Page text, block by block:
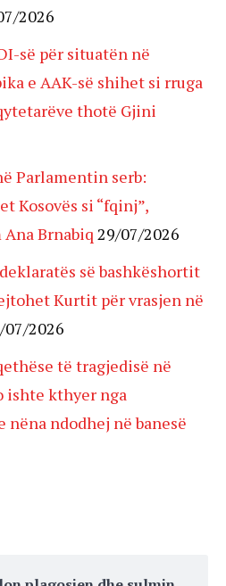
2026
së për situatën në
e AAK-së shihet si rruga
thotë Gjini
Parlamentin serb:
Kosovës si “fqinj”,
Brnabiq 29/07/2026
së bashkëshortit
Kurtit për vrasjen në
07/2026
të tragjedisë në
ishte kthyer nga
nëna ndodhej në banesë